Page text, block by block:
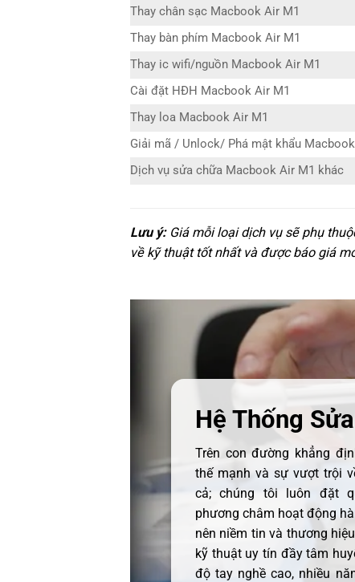
Thay chân sạc Macbook Air M1
Thay bàn phím Macbook Air M1
Thay ic wifi/nguồn Macbook Air M1
Cài đặt HĐH Macbook Air M1
Thay loa Macbook Air M1
Giải mã / Unlock/ Phá mật khẩu
Dịch vụ sửa chữa Macbook Air M1 khác
Lưu ý:Giá mỗi loại dịch vụ sẽ phụ
về kỹ thuật tốt nhất và được báo giá
Hệ Thống
Trên con đường khẳng
thế mạnh và sự vượt trội
cả; chúng tôi luôn đặt
phương châm hoạt động
nên niềm tin và thương
kỹ thuật uy tín đầy tâm
độ tay nghề cao, nhiều